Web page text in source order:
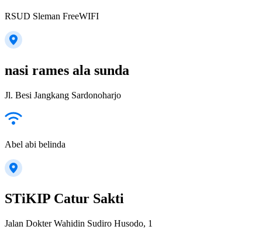
RSUD Sleman FreeWIFI
nasi rames ala sunda
Jl. Besi Jangkang Sardonoharjo
Abel abi belinda
STiKIP Catur Sakti
Jalan Dokter Wahidin Sudiro Husodo, 1